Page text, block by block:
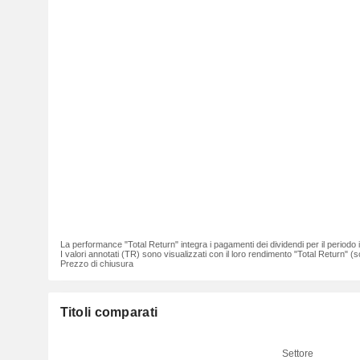
La performance "Total Return" integra i pagamenti dei dividendi per il
I valori annotati (TR) sono visualizzati con il loro rendimento "Total Return"
Prezzo di chiusura
Titoli comparati
Settore